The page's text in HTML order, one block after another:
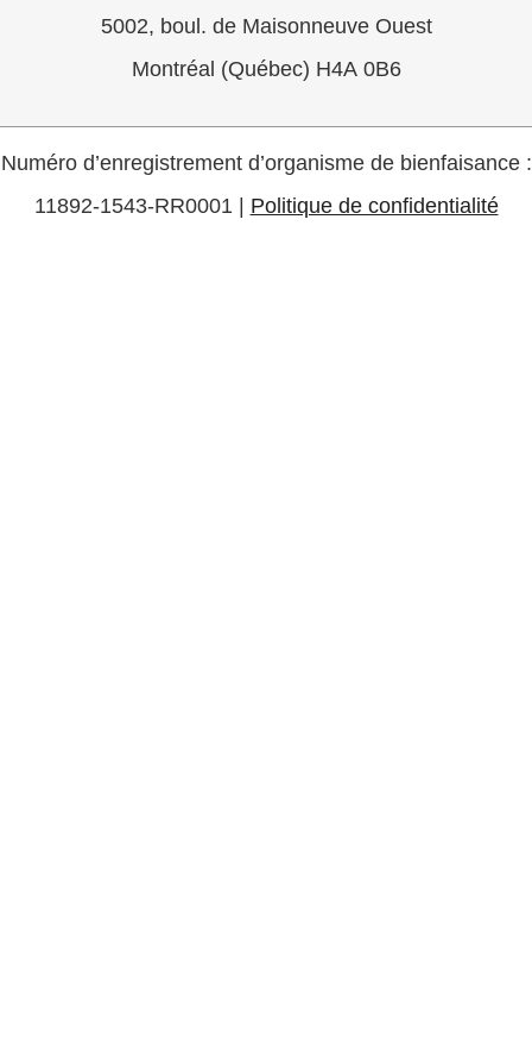
5002, boul. de Maisonneuve Ouest
Montréal (Québec) H4A 0B6
Numéro d’enregistrement d’organisme de bienfaisance :
11892-1543-RR0001 | Politique de confidentialité